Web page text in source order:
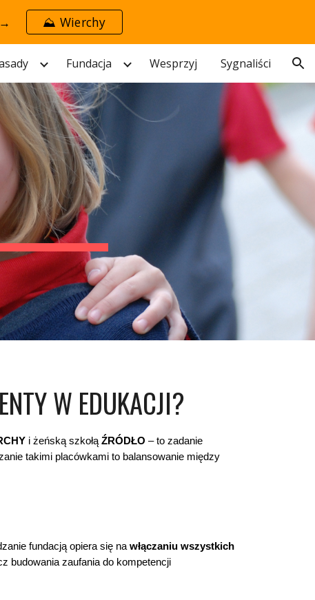
⛰️ Wierchy
Fundacja Wesprzyj Sygnaliści
W EDUKACJI?
i żeńską szkołą ŹRÓDŁO – to zadanie
takimi placówkami to balansowanie między
fundacją opiera się na włączaniu wszystkich
budowania zaufania do kompetencji